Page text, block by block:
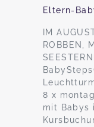
Eltern-
IM
ROBBEN,
8 x
mit Babys